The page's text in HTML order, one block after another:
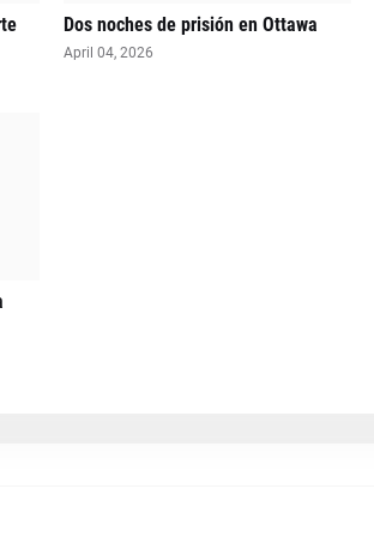
Dos noches de prisión en Ottawa
April 04, 2026